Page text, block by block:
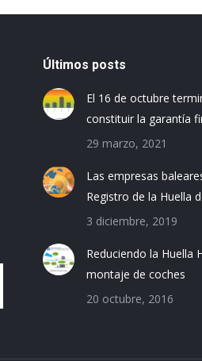
Últimos posts
El 16 de octubre
constituir la garantía
29 marzo, 2021
Las empresas
Registro de la Huella
3 diciembre, 2019
Reduciendo la Huella
montaje de coches
20 octubre, 2016